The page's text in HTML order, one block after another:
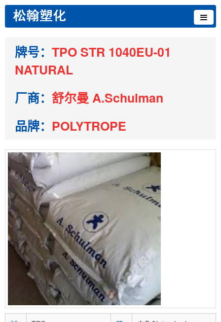
牌号： TPO STR 1040EU-01
NATURAL
厂商： 舒尔曼 A.Schulman
品牌： POLYTROPE